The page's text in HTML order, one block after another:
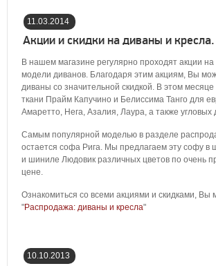
11.03.2014
16:07:00
Акции и скидки на диваны и кресла.
В нашем магазине регулярно проходят акции
модели диванов. Благодаря этим акциям, Вы
диваны со значительной скидкой. В этом
ткани Прайм Капучино и Белиссима Танго для
Амаретто, Нега, Азалия, Лаура, а также угловых
Самым популярной моделью в разделе
остается софа Рига. Мы предлагаем эту софу в
и шиниле Людовик различных цветов по очень
цене.
Ознакомиться со всеми акциями и скидками, Вы
"Распродажа: диваны и кресла"
10.10.2013